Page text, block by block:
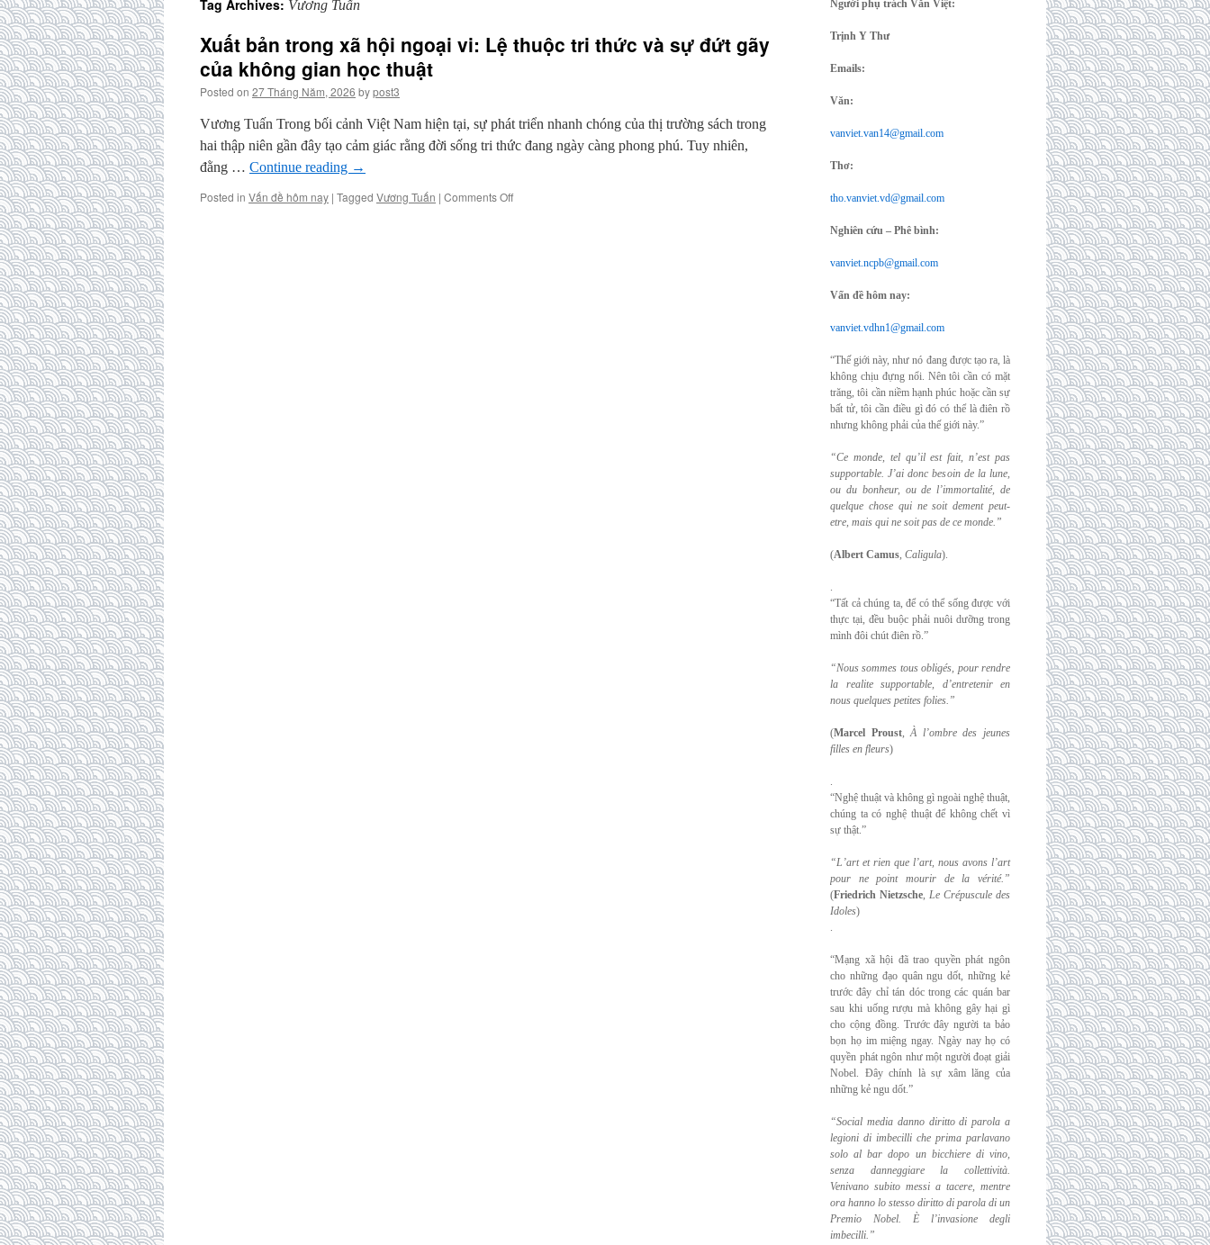
Tag Archives: Vương Tuấn
Xuất bản trong xã hội ngoại vi: Lệ thuộc tri thức và sự đứt gãy
của không gian học thuật
Posted on 27 Tháng Năm, 2026 bypost3
Vương Tuấn Trong bối cảnh Việt Nam hiện tại, sự phát triển nhanh chóng của thị trường sách trong
hai thập niên gần đây tạo cảm giác rằng đời sống tri thức đang ngày càng phong phú. Tuy nhiên,
đằng … Continue reading →
Posted in Vấn đề hôm nay | Tagged Vương Tuấn | Comments Offon
Người phụ trách Văn Việt:
Trịnh Y Thư
Emails:
Văn:
vanviet.van14@gmail.com
Thơ:
tho.vanviet.vd@gmail.com
Nghiên cứu – Phê bình:
vanviet.ncpb@gmail.com
Vấn đề hôm nay:
vanviet.vdhn1@gmail.com
“Thế giới này, như nó đang được tạo ra, là
không chịu đựng nổi. Nên tôi cần có mặt
trăng, tôi cần niềm hạnh phúc hoặc cần sự
bất tử, tôi cần điều gì đó có thể là điên rồ
nhưng không phải của thế giới này.”
“Ce monde, tel qu’il est fait, n’est pas
supportable. J’ai donc besoin de la lune,
ou du bonheur, ou de l’immortalité, de
quelque chose qui ne soit dement peut-
etre, mais qui ne soit pas de ce monde.”
(Albert Camus, Caligula).
.
“Tất cả chúng ta, để có thể sống được với
thực tại, đều buộc phải nuôi dưỡng trong
mình đôi chút điên rồ.”
“Nous sommes tous obligés, pour rendre
la realite supportable, d’entretenir en
nous quelques petites folies.”
(Marcel Proust,À l’ombre des jeunes
filles en fleurs)
.
“Nghệ thuật và không gì ngoài nghệ thuật,
chúng ta có nghệ thuật để không chết vì
sự thật.”
“L’art et rien que l’art, nous avons l’art
pour ne point mourir de la vérité.”
(Friedrich Nietzsche, Le Crépuscule des
Idoles)
.
“Mạng xã hội đã trao quyền phát ngôn
cho những đạo quân ngu dốt, những kẻ
trước đây chỉ tán dóc trong các quán bar
sau khi uống rượu mà không gây hại gì
cho cộng đồng. Trước đây người ta bảo
bọn họ im miệng ngay. Ngày nay họ có
quyền phát ngôn như một người đoạt giải
Nobel. Đây chính là sự xâm lăng của
những kẻ ngu dốt.”
“Social media danno diritto di parola a
legioni di imbecilli che prima parlavano
solo albar dopo un bicchiere di vino,
senza danneggiare la collettività.
Venivano subito messi a tacere, mentre
ora hanno lo stesso diritto di parola di un
Premio Nobel. È l’invasione degli
imbecilli.”